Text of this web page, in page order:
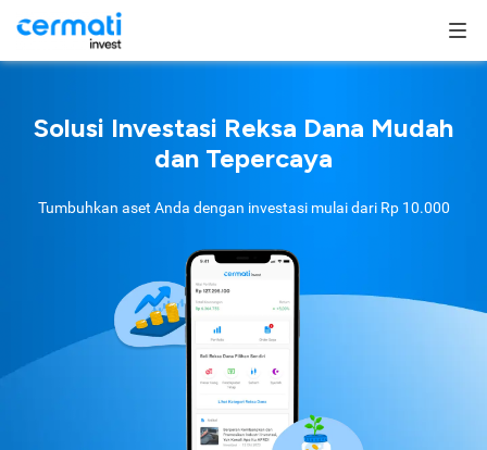
Solusi Investasi Reksa Dana Mudah
dan Tepercaya
Tumbuhkan aset Anda dengan investasi mulai dari Rp 10.000